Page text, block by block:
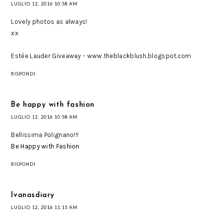
LUGLIO 12, 2016 10:58 AM
Lovely photos as always!
xx
Estée Lauder Giveaway - www.theblackblush.blogspot.com
RISPONDI
Be happy with fashion
LUGLIO 12, 2016 10:58 AM
Bellissima Polignano!!!
Be Happy with Fashion
RISPONDI
Ivanasdiary
LUGLIO 12, 2016 11:15 AM